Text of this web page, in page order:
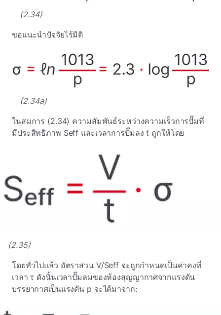
(2.34)
ขอแนะนําปัจจัยไร้มิติ
(2.34a)
ในสมการ (2.34) ความสัมพันธ์ระหว่างความเร็วการปั๊มที่
มีประสิทธิภาพ Seff และเวลาการปั๊มลง t ถูกให้โดย
(2.35)
โดยทั่วไปแล้ว อัตราส่วน V/Seff จะถูกกําหนดเป็นค่าคงที่
เวลา τ ดังนั้นเวลาปั๊มลมของห้องสุญญากาศจากแรงดัน
บรรยากาศเป็นแรงดัน p จะได้มาจาก: